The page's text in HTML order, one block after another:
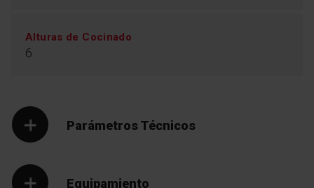
Alturas de Cocinado
6
Parámetros Técnicos
Equipamiento